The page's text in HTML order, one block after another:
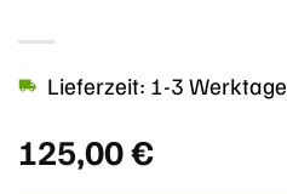
125,00€
Lieferzeit: 1-3 Werktage